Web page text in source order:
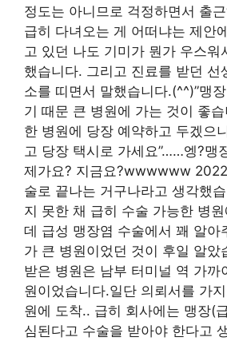
정도는 아니므로 걱정하면서 출
급히 다녀오는 게 어떠냐는 제안
고 있던 나도 기미가 뭔가 우스워
했습니다. 그리고 진료를 받던 선
소를 띠면서 말했습니다.(^^)”맹
기 때문 큰 병원에 가는 것이 좋
한 병원에 당장 예약하고 두겠으
고 당장 택시로 가세요”……엥?맹
제가요? 지금요?wwwwww
술로 끝나는 거구나라고 생각했
지 못한 채 급히 수술 가능한 병
데 급성 맹장염 수술에서 꽤 알아
가 큰 병원이었던 것이 후일 알았
받은 병원은 남부 터미널 역 가까
원이었습니다.일단 의뢰서를 가
원에 도착.. 급히 회사에는 맹장(
심된다고 수술을 받아야 한다고